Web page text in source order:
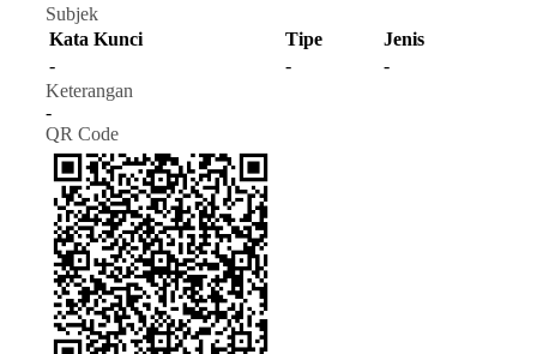
Subjek
Kata Kunci
Tipe
Jenis
-
-
-
Keterangan
-
QR Code